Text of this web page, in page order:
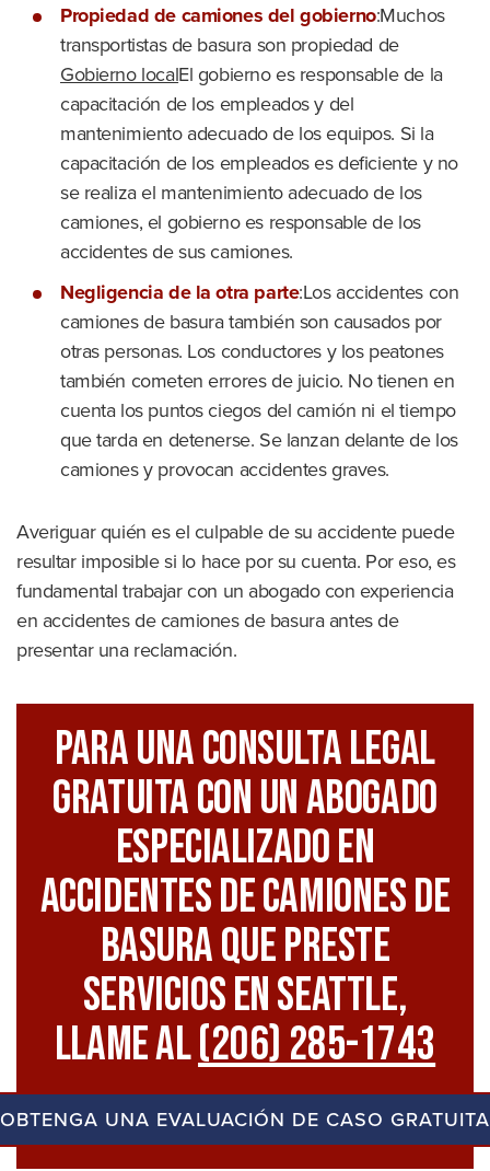
Propiedad de camiones del gobierno:Muchos
transportistas de basura son propiedad de
Gobierno localEl gobierno es responsable de la
capacitación de los empleados y del
mantenimiento adecuado de los equipos. Si la
capacitación de los empleados es deficiente y no
se realiza el mantenimiento adecuado de los
camiones, el gobierno es responsable de los
accidentes de sus camiones.
Negligencia de la otra parte:Los accidentes con
camiones de basura también son causados por
otras personas. Los conductores y los peatones
también cometen errores de juicio. No tienen en
cuenta los puntos ciegos del camión ni el tiempo
que tarda en detenerse. Se lanzan delante de los
camiones y provocan accidentes graves.
Averiguar quién es el culpable de su accidente puede
resultar imposible si lo hace por su cuenta. Por eso, es
fundamental trabajar con un abogado con experiencia
en accidentes de camiones de basura antes de
presentar una reclamación.
Para Una Consulta Legal
GRATUITA Con Un Abogado
Especializado En
Accidentes De Camiones De
Basura Que Preste
Servicios En Seattle,
Llame Al(206) 285-1743
OBTENGA UNA EVALUACIÓN DE CASO GRATUITA